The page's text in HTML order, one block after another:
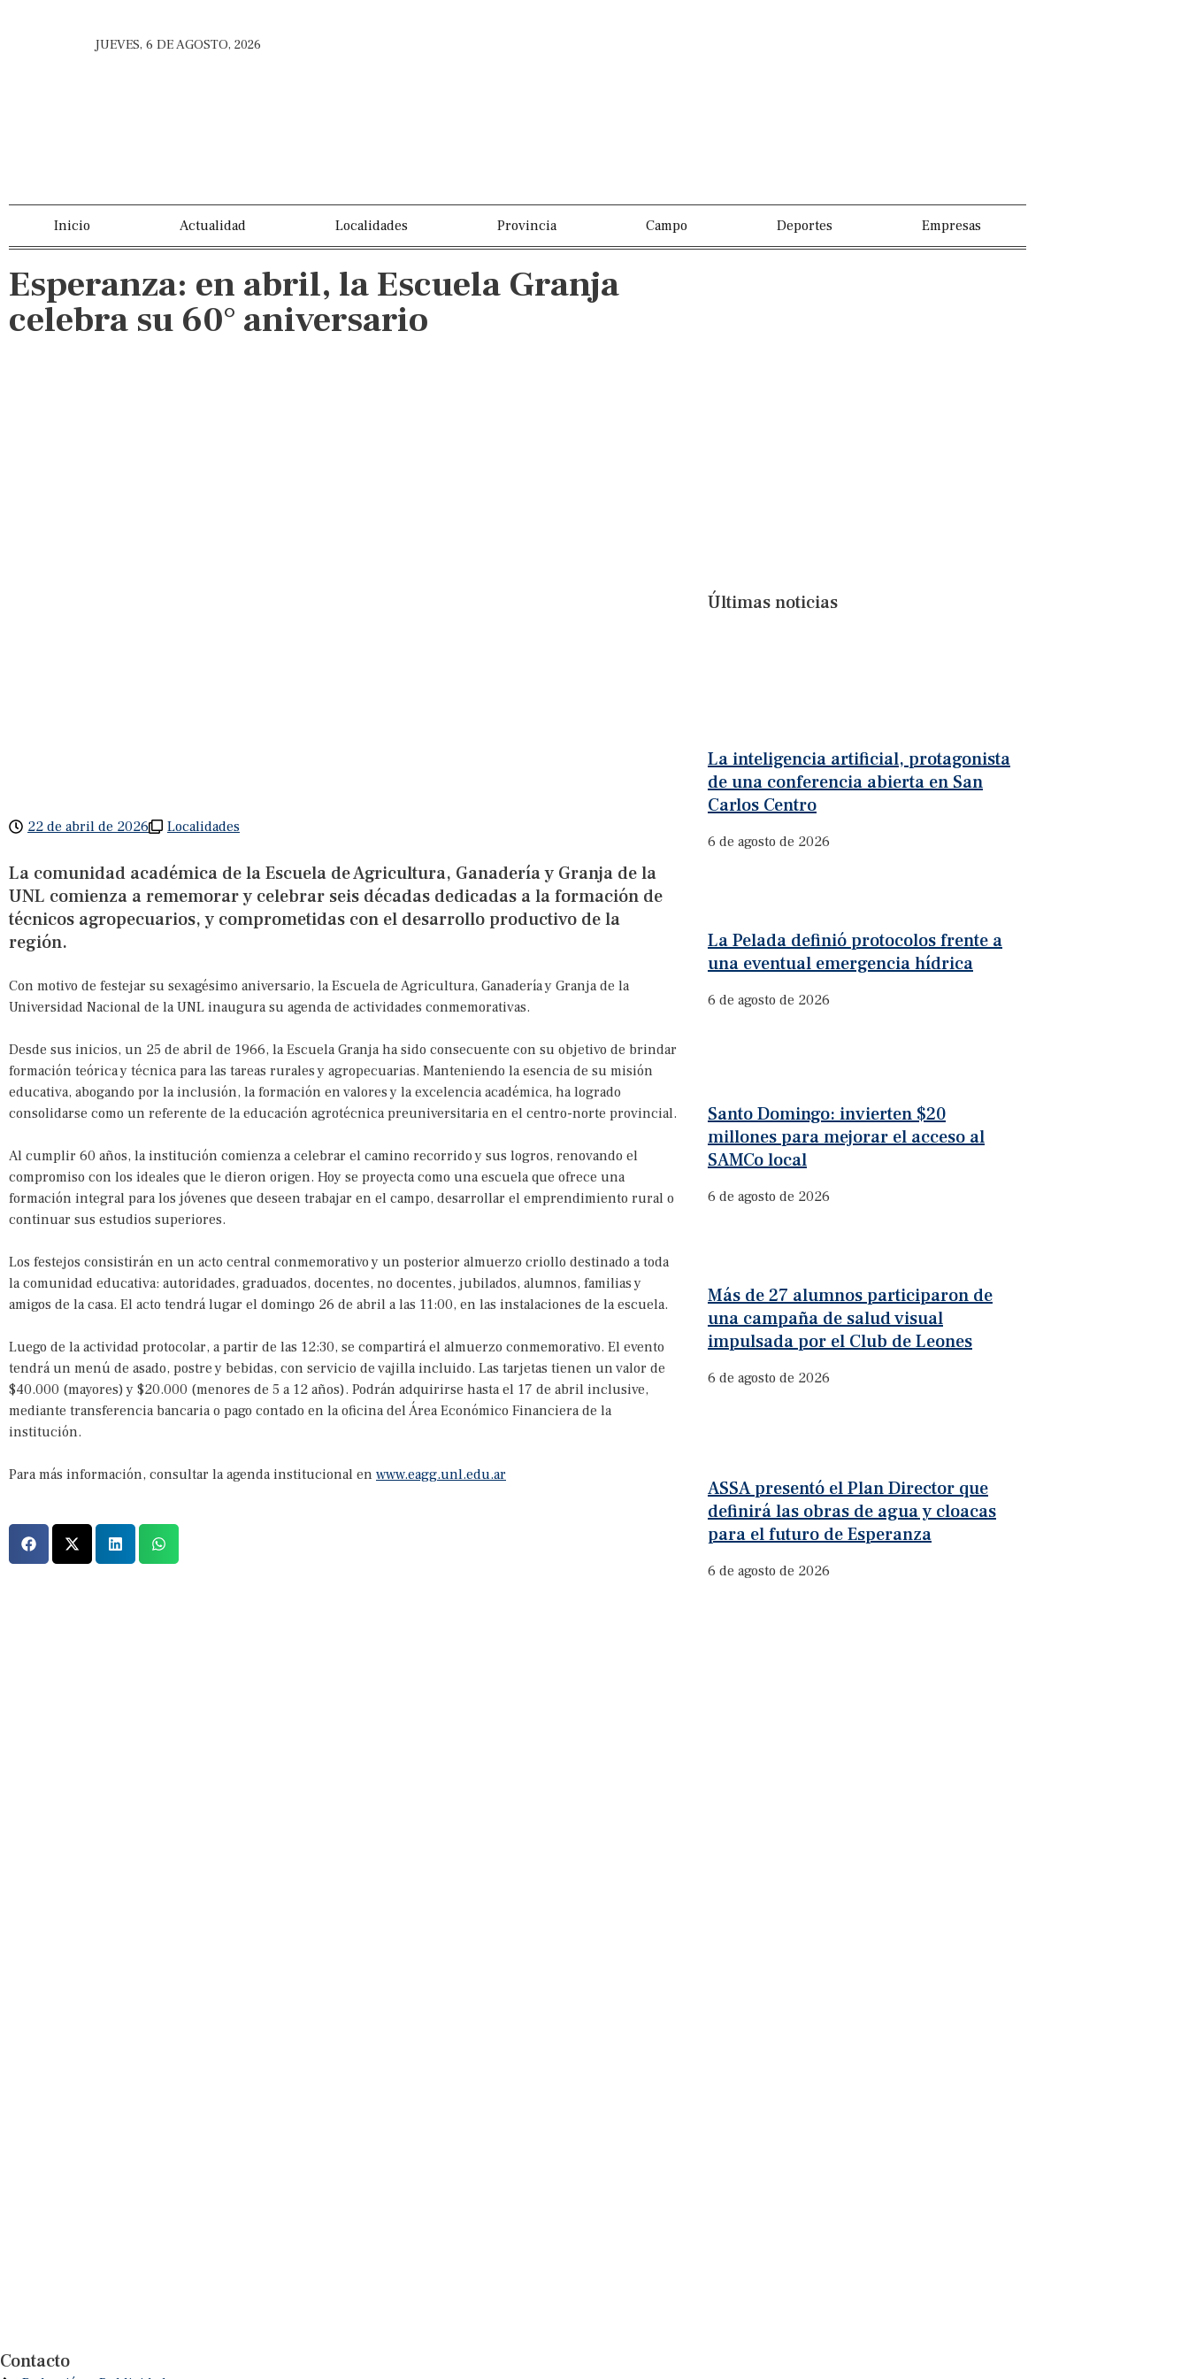
JUEVES, 6 DE AGOSTO, 2026
Inicio Actualidad Localidades Provincia Campo Deportes Empresas
Esperanza: en abril, la Escuela Granja
celebra su 60° aniversario
22 de abril de 2026 Localidades
La comunidad académica de la Escuela de Agricultura, Ganadería y Granja de la
UNL comienza a rememorar y celebrar seis décadas dedicadas a la formación de
técnicos agropecuarios, y comprometidas con el desarrollo productivo de la
región.
Con motivo de festejar su sexagésimo aniversario, la Escuela de Agricultura, Ganadería y Granja de la
Universidad Nacional de la UNL inaugura su agenda de actividades conmemorativas.
Desde sus inicios, un 25 de abril de 1966, la Escuela Granja ha sido consecuente con su objetivo de brindar
formación teórica y técnica para las tareas rurales y agropecuarias. Manteniendo la esencia de su misión
educativa, abogando por la inclusión, la formación en valores y la excelencia académica, ha logrado
consolidarse como un referente de la educación agrotécnica preuniversitaria en el centro-norte provincial.
Al cumplir 60 años, la institución comienza a celebrar el camino recorrido y sus logros, renovando el
compromiso con los ideales que le dieron origen. Hoy se proyecta como una escuela que ofrece una
formación integral para los jóvenes que deseen trabajar en el campo, desarrollar el emprendimiento rural o
continuar sus estudios superiores.
Los festejos consistirán en un acto central conmemorativo y un posterior almuerzo criollo destinado a toda
la comunidad educativa: autoridades, graduados, docentes, no docentes, jubilados, alumnos, familias y
amigos de la casa. El acto tendrá lugar el domingo 26 de abril a las 11:00, en las instalaciones de la escuela.
Luego de la actividad protocolar, a partir de las 12:30, se compartirá el almuerzo conmemorativo. El evento
tendrá un menú de asado, postre y bebidas, con servicio de vajilla incluido. Las tarjetas tienen un valor de
$40.000 (mayores) y $20.000 (menores de 5 a 12 años). Podrán adquirirse hasta el 17 de abril inclusive,
mediante transferencia bancaria o pago contado en la oficina del Área Económico Financiera de la
institución.
Para más información, consultar la agenda institucional en www.eagg.unl.edu.ar
Últimas noticias
La inteligencia artificial, protagonista
de una conferencia abierta en San
Carlos Centro
6 de agosto de 2026
La Pelada definió protocolos frente a
una eventual emergencia hídrica
6 de agosto de 2026
Santo Domingo: invierten $20
millones para mejorar el acceso al
SAMCo local
6 de agosto de 2026
Más de 27 alumnos participaron de
una campaña de salud visual
impulsada por el Club de Leones
6 de agosto de 2026
ASSA presentó el Plan Director que
definirá las obras de agua y cloacas
para el futuro de Esperanza
6 de agosto de 2026
Contacto